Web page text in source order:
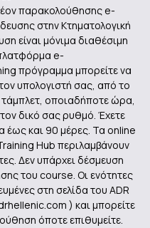
παρακολούθησης e-
στην Κτηματολογική
είναι μόνιμα διαθέσιμη
e-
πρόγραμμα μπορείτε να
υπολογιστή σας, από το
οποιαδήποτε ώρα,
δικό σας ρυθμό. Έχετε
και 90 μέρες. Τα οnline
Hub περιλαμβάνουν
Δεν υπάρχει δέσμευση
του course. Οι ενότητες
στη σελίδα του ADR
) και μπορείτε
όποτε επιθυμείτε.